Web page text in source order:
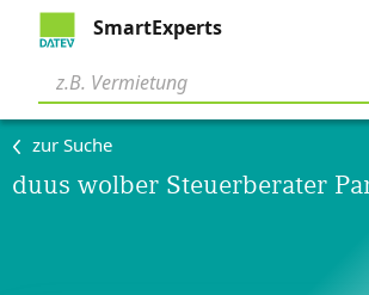
SmartExperts
zur Suche
duus wolber Steuerberater